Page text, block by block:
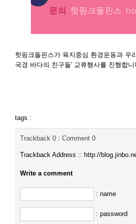
핫핑크돌핀스가 육지중심 환경운동과 우
국경 바다의 친구들' 교류행사를 진행합니
tags :
Trackback 0 : Comment 0
Trackback Address :: http://
Write a comment
: name
: password